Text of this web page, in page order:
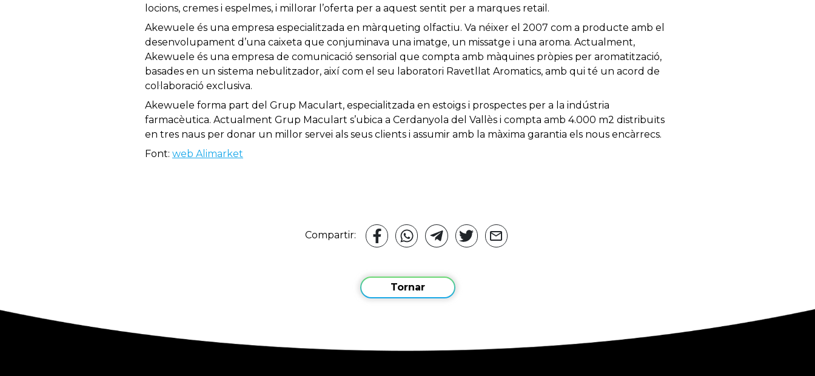
locions, cremes i espelmes, i millorar l’oferta per a aquest sentit per a marques retail.
Akewuele és una empresa especialitzada en màrqueting olfactiu. Va néixer el 2007 com a producte amb el
desenvolupament d’una caixeta que conjuminava una imatge, un missatge i una aroma. Actualment,
Akewuele és una empresa de comunicació sensorial que compta amb màquines pròpies per aromatització,
basades en un sistema nebulitzador, així com el seu laboratori Ravetllat Aromatics, amb qui té un acord de
col·laboració exclusiva.
Akewuele forma part del Grup Maculart, especialitzada en estoigs i prospectes per a la indústria
farmacèutica. Actualment Grup Maculart s’ubica a Cerdanyola del Vallès i compta amb 4.000 m2 distribuïts
en tres naus per donar un millor servei als seus clients i assumir amb la màxima garantia els nous encàrrecs.
Font: web Alimarket
Compartir:
Tornar